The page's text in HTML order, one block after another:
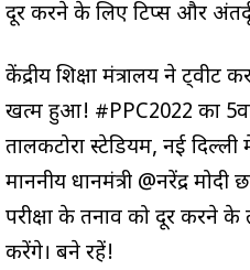
दूर करने के लिए टिप्स और
केंद्रीय शिक्षा मंत्रालय ने
खत्म हुआ! #PPC2022 का
तालकटोरा स्टेडियम, नई
माननीय प्रधानमंत्री @नरेंद्र
परीक्षा के तनाव को दूर करने के
करेंगे। बने रहें!